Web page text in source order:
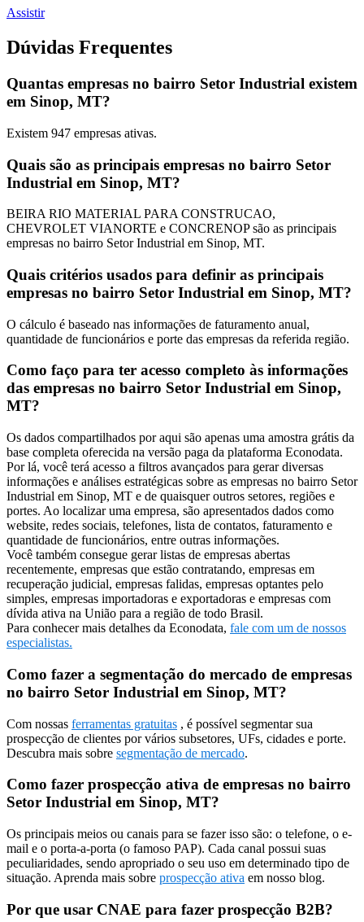
Assistir
Dúvidas Frequentes
Quantas empresas no bairro Setor Industrial existem
em Sinop, MT?
Existem 947 empresas ativas.
Quais são as principais empresas no bairro Setor
Industrial em Sinop, MT?
BEIRA RIO MATERIAL PARA CONSTRUCAO,
CHEVROLET VIANORTE e CONCRENOP são as principais
empresas no bairro Setor Industrial em Sinop, MT.
Quais critérios usados para definir as principais
empresas no bairro Setor Industrial em Sinop, MT?
O cálculo é baseado nas informações de faturamento anual,
quantidade de funcionários e porte das empresas da referida região.
Como faço para ter acesso completo às informações
das empresas no bairro Setor Industrial em Sinop,
MT?
Os dados compartilhados por aqui são apenas uma amostra grátis da
base completa oferecida na versão paga da plataforma Econodata.
Por lá, você terá acesso a filtros avançados para gerar diversas
informações e análises estratégicas sobre as empresas no bairro Setor
Industrial em Sinop, MT e de quaisquer outros setores, regiões e
portes. Ao localizar uma empresa, são apresentados dados como
website, redes sociais, telefones, lista de contatos, faturamento e
quantidade de funcionários, entre outras informações.
Você também consegue gerar listas de empresas abertas
recentemente, empresas que estão contratando, empresas em
recuperação judicial, empresas falidas, empresas optantes pelo
simples, empresas importadoras e exportadoras e empresas com
dívida ativa na União para a região de todo Brasil.
Para conhecer mais detalhes da Econodata, fale com um de nossos
especialistas.
Como fazer a segmentação do mercado de empresas
no bairro Setor Industrial em Sinop, MT?
Com nossas ferramentas gratuitas , é possível segmentar sua
prospecção de clientes por vários subsetores, UFs, cidades e porte.
Descubra mais sobre segmentação de mercado.
Como fazer prospecção ativa de empresas no bairro
Setor Industrial em Sinop, MT?
Os principais meios ou canais para se fazer isso são: o telefone, o e-
mail e o porta-a-porta (o famoso PAP). Cada canal possui suas
peculiaridades, sendo apropriado o seu uso em determinado tipo de
situação. Aprenda mais sobre prospecção ativa em nosso blog.
Por que usar CNAE para fazer prospecção B2B?